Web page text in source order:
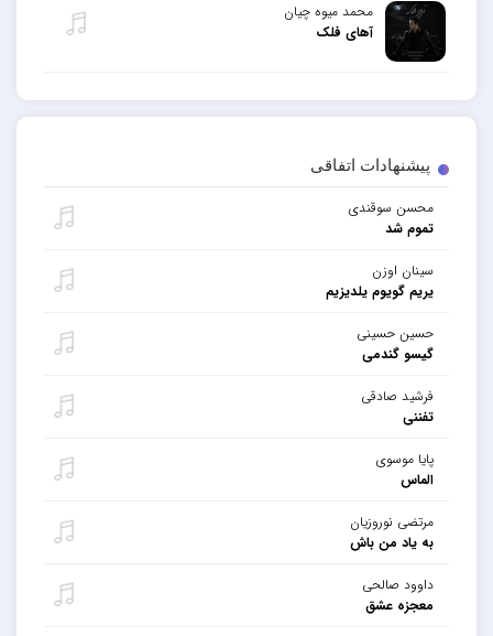
پیشنهادات اتفاقی
محسن سوقندی
تموم شد
سینان اوزن
یریم گویوم یلدیزیم
حسین حسینی
گیسو گندمی
فرشید صادقی
تفننی
پایا موسوی
الماس
مرتضی نوروزیان
به یاد من باش
داوود صالحی
معجزه عشق
محمد میوه چیان
آهای فلک